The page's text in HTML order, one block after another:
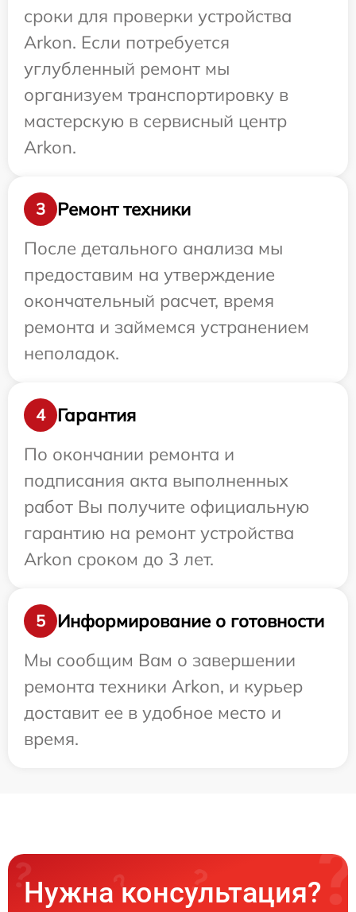
сроки для проверки устройства
Arkon. Если потребуется
углубленный ремонт мы
организуем транспортировку в
мастерскую в сервисный центр
Arkon.
3
Ремонт техники
После детального анализа мы
предоставим на утверждение
окончательный расчет, время
ремонта и займемся устранением
неполадок.
4
Гарантия
По окончании ремонта и
подписания акта выполненных
работ Вы получите официальную
гарантию на ремонт устройства
Arkon сроком до 3 лет.
5
Информирование о готовности
Мы сообщим Вам о завершении
ремонта техники Arkon, и курьер
доставит ее в удобное место и
время.
Нужна консультация?